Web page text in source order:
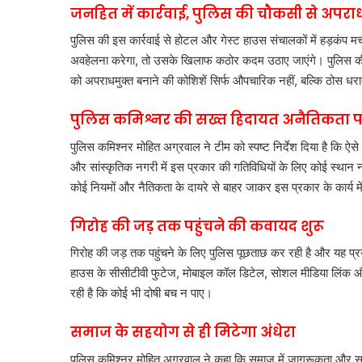
जनहित में कार्रवाई, पुलिस की चौकसी से
पुलिस की इस कार्रवाई से होटल और गेस्ट हाउस संचालकों में हड़कंप
अवहेलना करेगा, तो उसके खिलाफ कठोर कदम उठाए जाएंगे। पुलिस की
को अपराधमुक्त बनाने की कोशिशें सिर्फ औपचारिक नहीं, बल्कि ठोस
पुलिस कमिश्नर की सख्त हिदायत अनैतिकता
पुलिस कमिश्नर मोहित अग्रवाल ने टीम को स्पष्ट निर्देश दिया है कि
और सांस्कृतिक नगरी में इस प्रकार की गतिविधियों के लिए कोई
कोई नियमों और नैतिकता के दायरे से बाहर जाकर इस प्रकार के कार्य
गिरोह की जड़ तक पहुंचने की कवायद शुरू
गिरोह की जड़ तक पहुंचने के लिए पुलिस पूछताछ कर रही है और यह
हाउस के सीसीटीवी फुटेज, मोबाइल कॉल डिटेल, सोशल मीडिया
रही है कि कोई भी दोषी बच न पाए।
समाज के सहयोग से ही मिटेगा अंधेरा